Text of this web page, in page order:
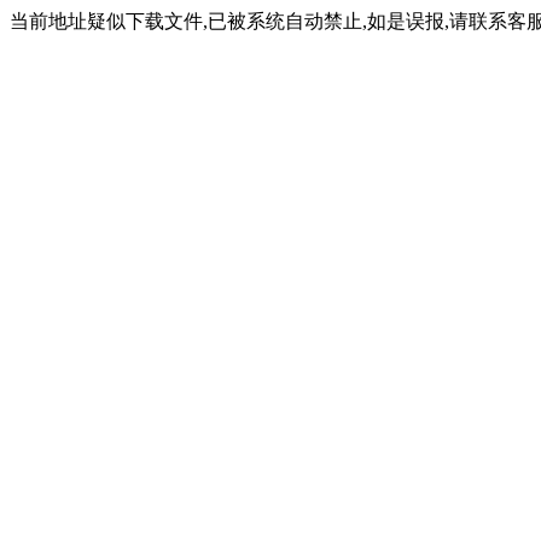
当前地址疑似下载文件,已被系统自动禁止,如是误报,请联系客